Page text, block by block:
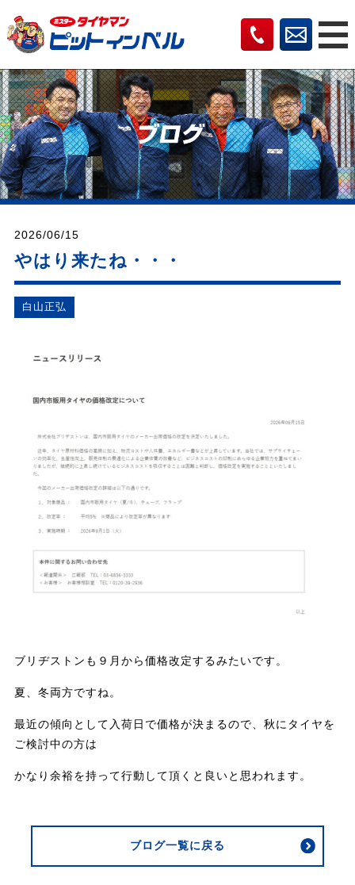
2026/06/15
やはり来たね・・・
⽩⼭正弘
ブリヂストンも９月から価格改定するみたいです。
夏、冬両方ですね。
最近の傾向として入荷日で価格が決まるので、秋にタイヤを
ご検討中の方は
かなり余裕を持って行動して頂くと良いと思われます。
ブログ一覧に戻る